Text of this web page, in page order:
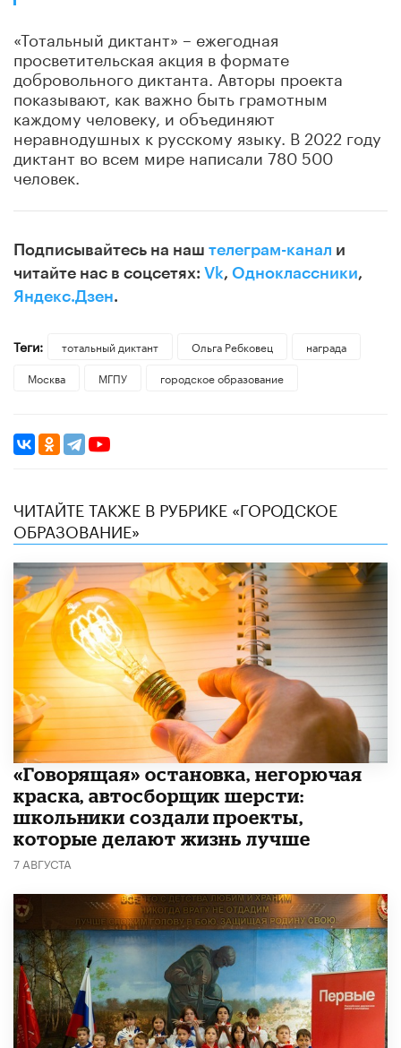
«Тотальный диктант» – ежегодная
просветительская акция в формате
добровольного диктанта. Авторы проекта
показывают, как важно быть грамотным
каждому человеку, и объединяют
неравнодушных к русскому языку. В 2022 году
диктант во всем мире написали 780 500
человек.
Подписывайтесь на наш телеграм-канал и
читайте нас в соцсетях: Vk, Одноклассники,
Яндекс.Дзен.
Теги: тотальный диктант Ольга Ребковец
награда
Москва
МГПУ городское образование
ЧИТАЙТЕ ТАКЖЕ В РУБРИКЕ «ГОРОДСКОЕ
ОБРАЗОВАНИЕ»
​«Говорящая» остановка, негорючая
краска, автосборщик шерсти:
школьники создали проекты,
которые делают жизнь лучше
7 АВГУСТА